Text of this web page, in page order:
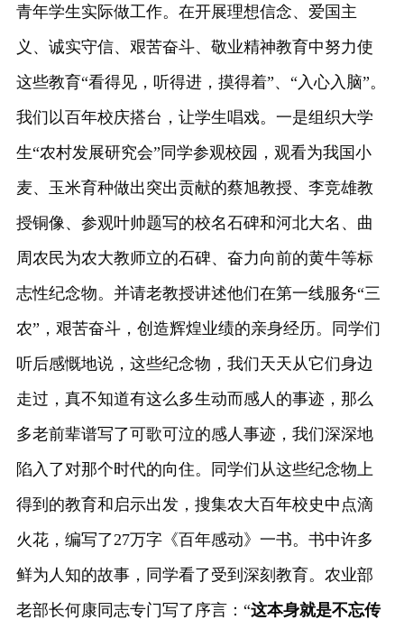
青年学生实际做工作。在开展理想信念、爱国主
义、诚实守信、艰苦奋斗、敬业精神教育中努力使
这些教育“看得见，听得进，摸得着”、“入心入脑”。
我们以百年校庆搭台，让学生唱戏。一是组织大学
生“农村发展研究会”同学参观校园，观看为我国小
麦、玉米育种做出突出贡献的蔡旭教授、李竞雄教
授铜像、参观叶帅题写的校名石碑和河北大名、曲
周农民为农大教师立的石碑、奋力向前的黄牛等标
志性纪念物。并请老教授讲述他们在第一线服务“三
农”，艰苦奋斗，创造辉煌业绩的亲身经历。同学们
听后感慨地说，这些纪念物，我们天天从它们身边
走过，真不知道有这么多生动而感人的事迹，那么
多老前辈谱写了可歌可泣的感人事迹，我们深深地
陷入了对那个时代的向住。同学们从这些纪念物上
得到的教育和启示出发，搜集农大百年校史中点滴
火花，编写了27万字《百年感动》一书。书中许多
鲜为人知的故事，同学看了受到深刻教育。农业部
老部长何康同志专门写了序言：“这本身就是不忘传